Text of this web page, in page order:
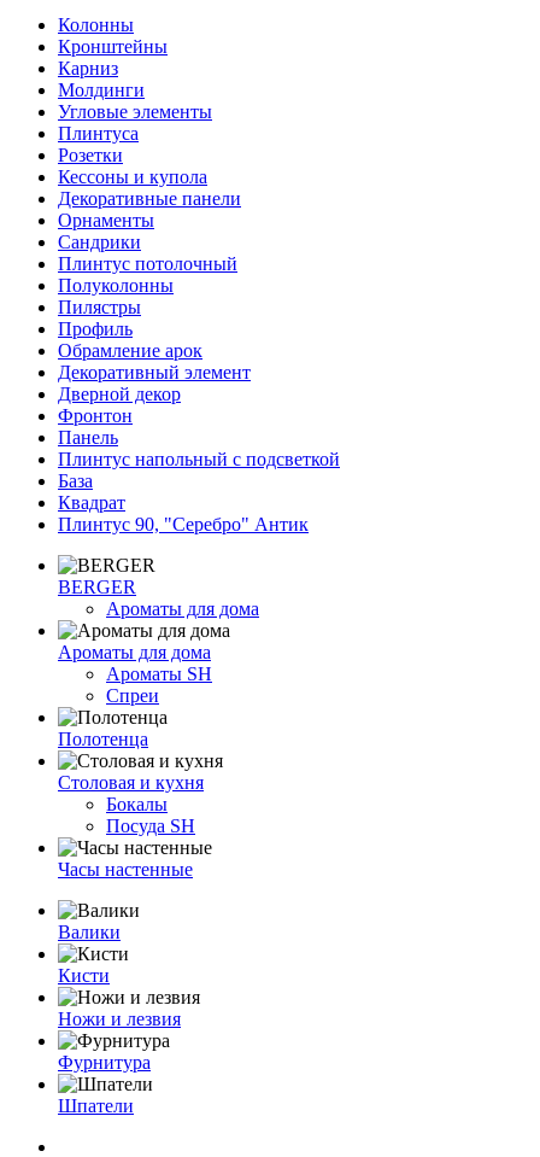
Колонны
Кронштейны
Карниз
Молдинги
Угловые элементы
Плинтуса
Розетки
Кессоны и купола
Декоративные панели
Орнаменты
Сандрики
Плинтус потолочный
Полуколонны
Пилястры
Профиль
Обрамление арок
Декоративный элемент
Дверной декор
Фронтон
Панель
Плинтус напольный с подсветкой
База
Квадрат
Плинтус 90, "Серебро" Антик
BERGER
Ароматы для дома
Ароматы для дома
Ароматы SH
Спреи
Полотенца
Столовая и кухня
Бокалы
Посуда SH
Часы настенные
Валики
Кисти
Ножи и лезвия
Фурнитура
Шпатели